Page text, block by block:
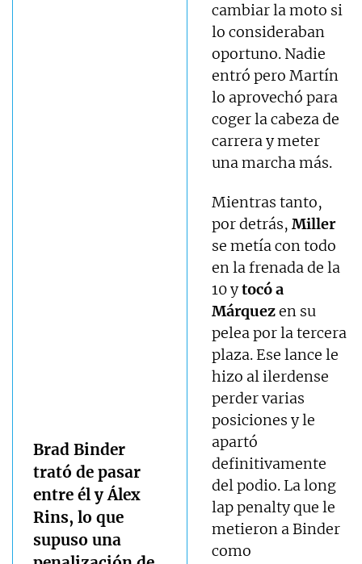
Brad Binder
trató de pasar
entre él y Álex
Rins, lo que
supuso una
cambiar la moto si
lo consideraban
oportuno. Nadie
entró pero Martín
lo aprovechó para
coger la cabeza de
carrera y meter
una marcha más.
Mientras tanto,
por detrás,Miller
se metía con todo
en la frenada de la
10 ytocó a
Márquezen su
pelea por la tercera
plaza. Ese lance le
hizo al ilerdense
perder varias
posiciones y le
apartó
definitivamente
del podio. La long
lap penalty que le
metieron a Binder
como